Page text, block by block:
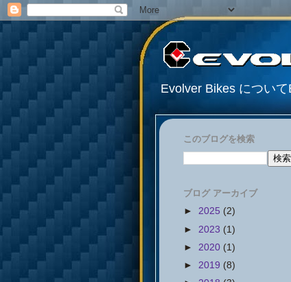
Evolver Bikes について
このブログを検索
ブログ アーカイブ
► 2025 (2)
► 2023 (1)
► 2020 (1)
► 2019 (8)